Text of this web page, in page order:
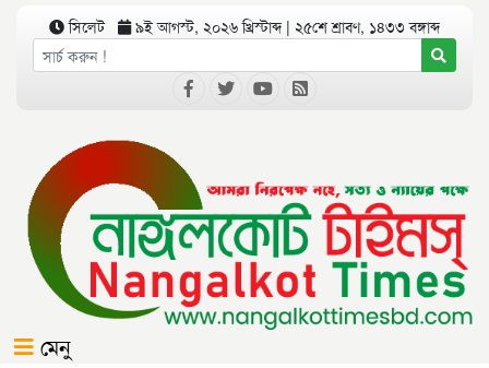
সিলেট ৯ই আগস্ট, ২০২৬ খ্রিস্টাব্দ | ২৫শে শ্রাবণ, ১৪৩৩ বঙ্গাব্দ
মেনু